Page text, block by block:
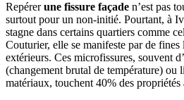
Repérerune fissure façade n’est pas
surtout pour un non-initié. Pourtant, à
stagne dans certains quartiers comme
Couturier, elle se manifeste par de
extérieurs. Ces microfissures, souvent
(changement brutal de température) ou
matériaux, touchent 40% des propriétés